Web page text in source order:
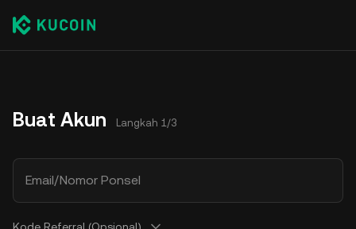
Buat Akun Langkah 1/3
Email/Nomor Ponsel